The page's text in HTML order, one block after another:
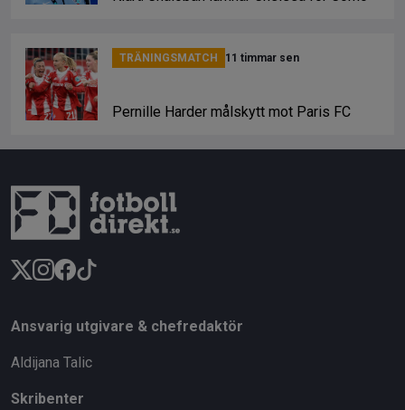
TRÄNINGSMATCH 11 timmar sen
Pernille Harder målskytt mot Paris FC
Ansvarig utgivare & chefredaktör
Aldijana Talic
Skribenter